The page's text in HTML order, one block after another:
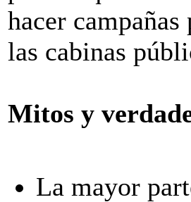
hacer
las cabinas
Mitos y
La mayor